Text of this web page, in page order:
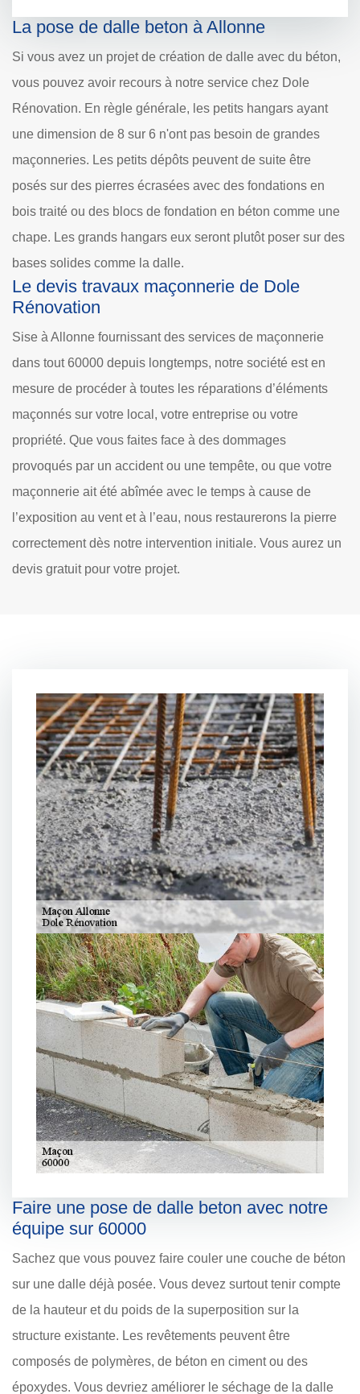
La pose de dalle beton à Allonne
Si vous avez un projet de création de dalle avec du béton,
vous pouvez avoir recours à notre service chez Dole
Rénovation. En règle générale, les petits hangars ayant
une dimension de 8 sur 6 n'ont pas besoin de grandes
maçonneries. Les petits dépôts peuvent de suite être
posés sur des pierres écrasées avec des fondations en
bois traité ou des blocs de fondation en béton comme une
chape. Les grands hangars eux seront plutôt poser sur des
bases solides comme la dalle.
Le devis travaux maçonnerie de Dole
Rénovation
Sise à Allonne fournissant des services de maçonnerie
dans tout 60000 depuis longtemps, notre société est en
mesure de procéder à toutes les réparations d’éléments
maçonnés sur votre local, votre entreprise ou votre
propriété. Que vous faites face à des dommages
provoqués par un accident ou une tempête, ou que votre
maçonnerie ait été abîmée avec le temps à cause de
l’exposition au vent et à l’eau, nous restaurerons la pierre
correctement dès notre intervention initiale. Vous aurez un
devis gratuit pour votre projet.
Faire une pose de dalle beton avec notre
équipe sur 60000
Sachez que vous pouvez faire couler une couche de béton
sur une dalle déjà posée. Vous devez surtout tenir compte
de la hauteur et du poids de la superposition sur la
structure existante. Les revêtements peuvent être
composés de polymères, de béton en ciment ou des
époxydes. Vous devriez améliorer le séchage de la dalle